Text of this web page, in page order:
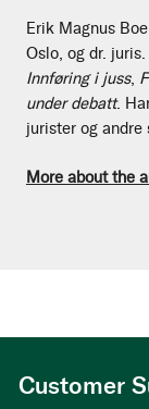
Erik Magnus
Oslo, og dr.
Innføring i juss,
under debatt.
jurister og
More about the
Customer